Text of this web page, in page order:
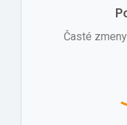
Časté